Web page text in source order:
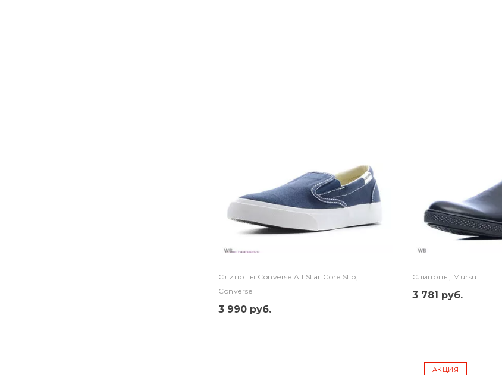
Слипоны Converse All Star Core Slip,
Converse
3 990 руб.
Слипоны, Mursu
3 781 руб.
АКЦИЯ